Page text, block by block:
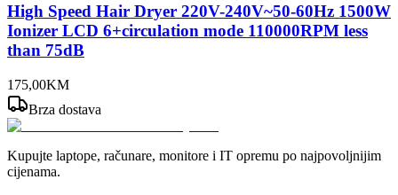
High Speed Hair Dryer 220V-240V~50-60Hz 1500W
Ionizer LCD 6+circulation mode 110000RPM less
than 75dB
175,00KM
Brza dostava
Kupujte laptope, računare, monitore i IT opremu po najpovoljnijim
cijenama.